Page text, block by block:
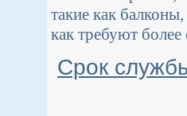
такие как
как требуют
Срок